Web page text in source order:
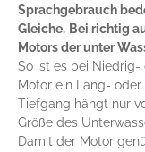
Sprachgebrauch
Gleiche. Bei richtig
Motors der unter
So ist es bei
Motor ein Lang-
Tiefgang hängt nur
Größe des
Damit der Motor